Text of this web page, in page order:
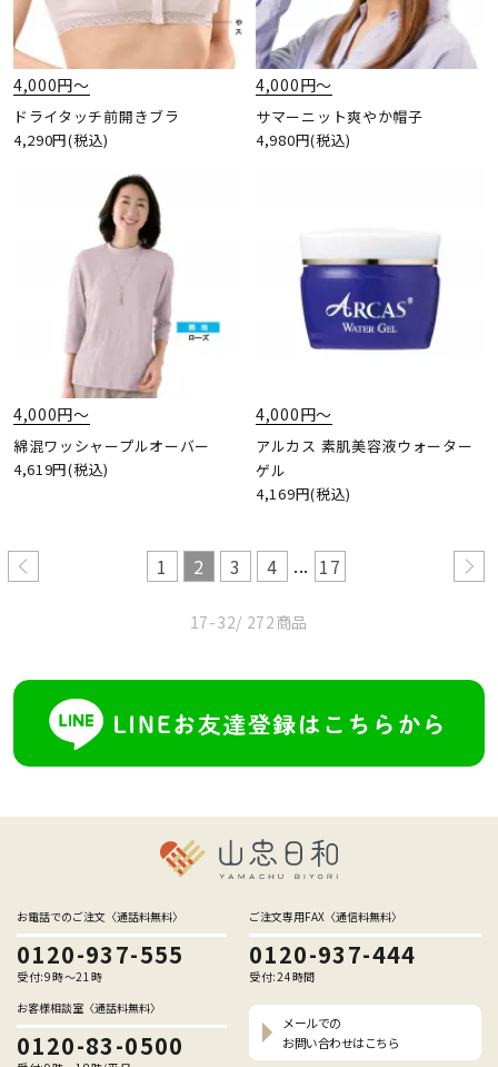
4,000円〜
ドライタッチ前開きブラ
4,290円(税込)
4,000円〜
サマーニット爽やか帽子
4,980円(税込)
4,000円〜
綿混ワッシャープルオーバー
4,619円(税込)
4,000円〜
アルカス 素肌美容液ウォーター
ゲル
4,169円(税込)
1 2 3 4 ... 17
17-32/ 272商品
お電話でのご注文〈通話料無料〉
0120-937-555
受付:9時〜21時
ご注文専用FAX〈通信料無料〉
0120-937-444
受付:24時間
お客様相談室〈通話料無料〉
0120-83-0500
メールでの
お問い合わせはこちら